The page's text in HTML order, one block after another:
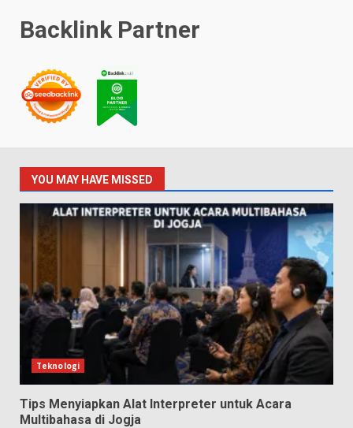
Backlink Partner
YOU MAY HAVE MISSED
Teknologi
Tips Menyiapkan Alat Interpreter untuk Acara
Multibahasa di Jogja